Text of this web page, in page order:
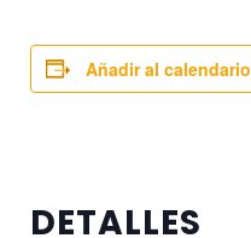
Añadir al calendario
DETALLES